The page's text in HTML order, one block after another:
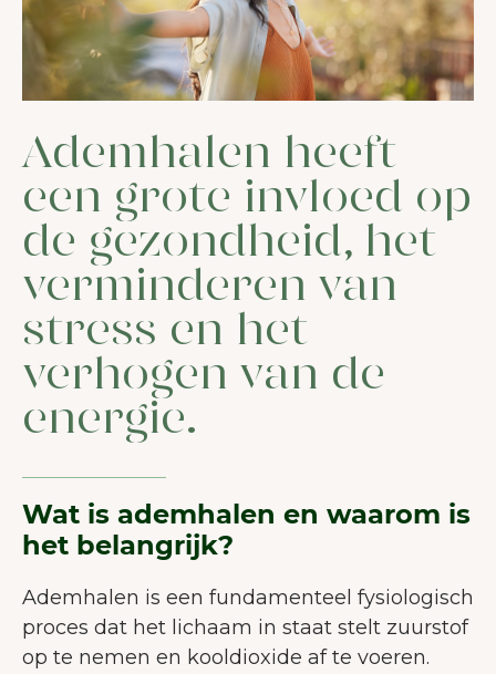
Ademhalen heeft
een grote invloed op
de gezondheid, het
verminderen van
stress en het
verhogen van de
energie.
Wat is ademhalen en waarom is
het belangrijk?
Ademhalen is een fundamenteel fysiologisch
proces dat het lichaam in staat stelt zuurstof
op te nemen en kooldioxide af te voeren.